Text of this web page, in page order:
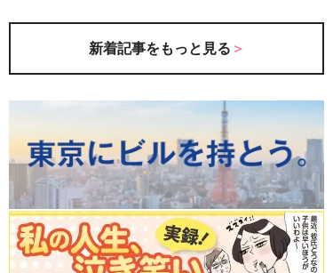
新着記事をもっと見る